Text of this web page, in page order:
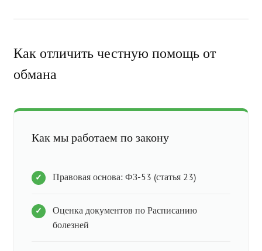
Как отличить честную помощь от
обмана
Как мы работаем по закону
Правовая основа: ФЗ-53 (статья 23)
Оценка документов по Расписанию
болезней